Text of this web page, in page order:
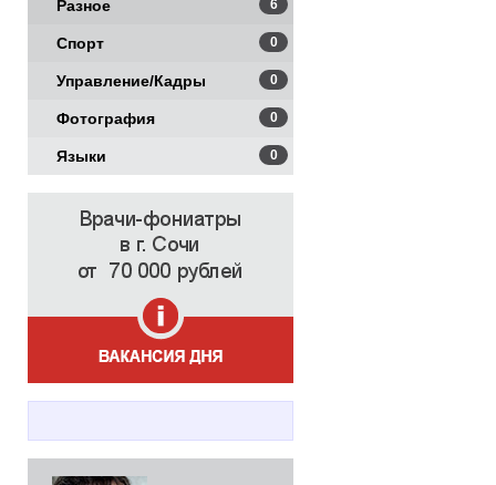
Разное 6
Спорт 0
Управление/Кадры 0
Фотография 0
Языки 0